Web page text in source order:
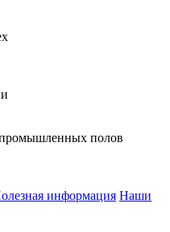
промышленных полов
информация Наши